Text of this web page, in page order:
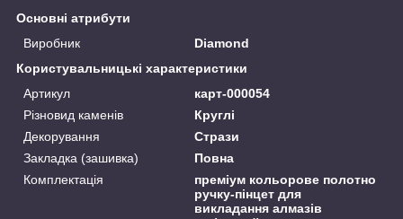
Основні атрибути
Виробник
Diamond
Користувальницькі характеристики
Артикул
карт-000054
Різновид каменів
Круглі
Декорування
Стрази
Закладка (зашивка)
Повна
Комплектація
преміум кольорове полотно
ручку-пінцет для
викладання алмазів